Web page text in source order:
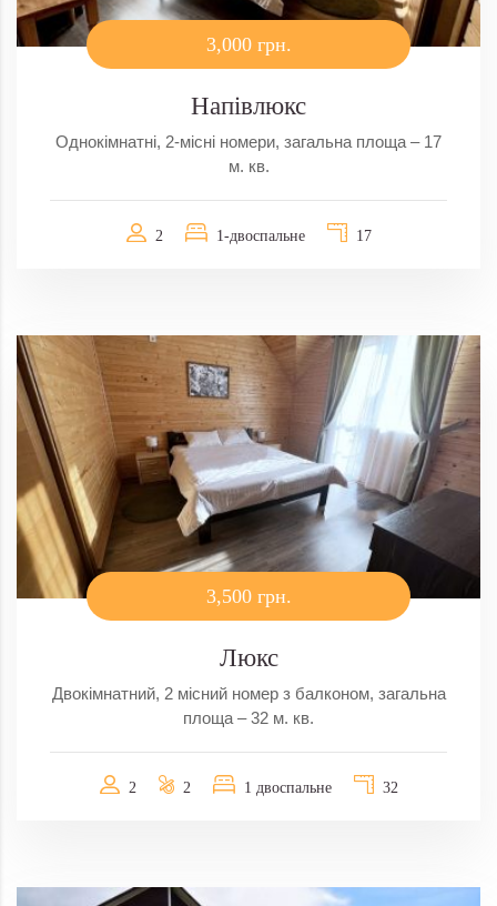
3,000 грн.
Напівлюкс
Однокімнатні, 2-місні номери, загальна площа – 17
м. кв.
2 1-двоспальне 17
3,500 грн.
Люкс
Двокімнатний, 2 місний номер з балконом, загальна
площа – 32 м. кв.
2 2 1 двоспальне 32